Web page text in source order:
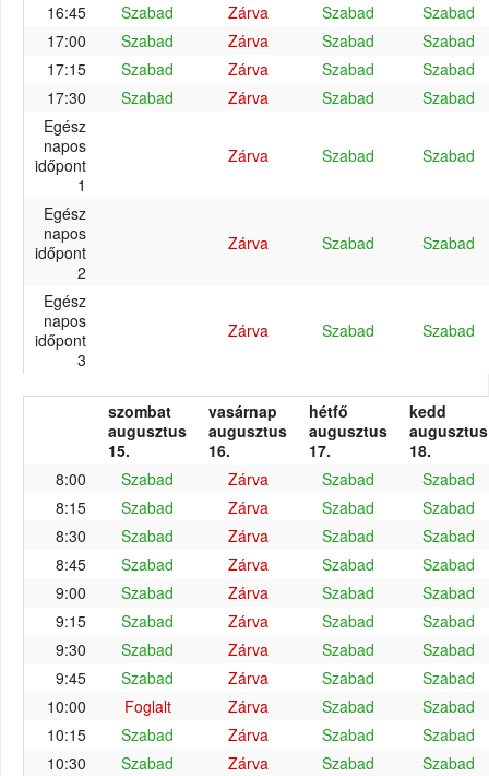
16:45
Szabad Zárva Szabad
Szabad
17:00
Szabad Zárva Szabad
Szabad
17:15
Szabad Zárva Szabad
Szabad
17:30
Szabad Zárva Szabad
Szabad
Egész
napos
időpont
1
Zárva Szabad Szabad
Egész
napos
időpont
2
Zárva Szabad Szabad
Egész
napos
időpont
3
Zárva Szabad Szabad
szombat
augusztus
15.
vasárnap
augusztus
16.
hétfő
augusztus
17.
kedd
augusztus
18.
8:00
Szabad Zárva Szabad
Szabad
8:15
Szabad Zárva Szabad
Szabad
8:30
Szabad Zárva Szabad
Szabad
8:45
Szabad Zárva Szabad
Szabad
9:00
Szabad Zárva Szabad
Szabad
9:15
Szabad Zárva Szabad
Szabad
9:30
Szabad Zárva Szabad
Szabad
9:45
Szabad Zárva Szabad
Szabad
10:00
Foglalt Zárva Szabad
Szabad
10:15
Szabad Zárva Szabad
Szabad
10:30
Szabad Zárva Szabad
Szabad